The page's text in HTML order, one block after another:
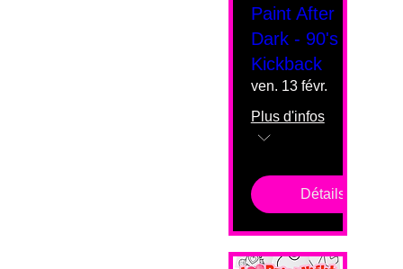
Paint After
Dark - 90's
Kickback
ven. 13 févr.
Plus d'infos
Détails